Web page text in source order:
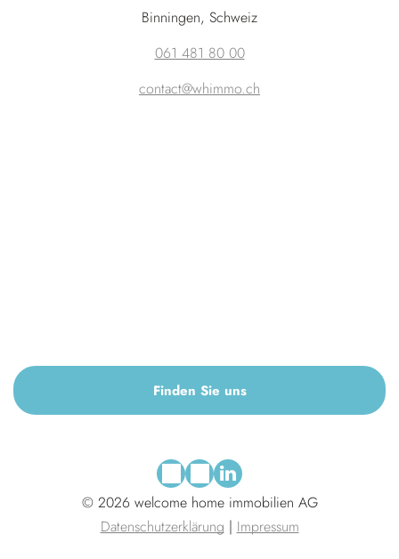
Binningen, Schweiz
061 481 80 00
contact@whimmo.ch
Finden Sie uns
© 2026 welcome home immobilien AG
Datenschutzerklärung | Impressum